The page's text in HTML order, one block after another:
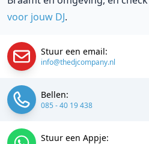
voor jouw DJ.
Stuur een email:
info@thedjcompany.nl
Bellen:
085 - 40 19 438
Stuur een Appje: